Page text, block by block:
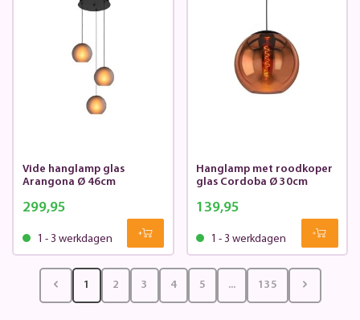
Vide hanglamp glas
Arangona Ø 46cm
299,95
1 - 3 werkdagen
Hanglamp met roodkoper
glas Cordoba Ø 30cm
139,95
1 - 3 werkdagen
1 2 3 4 5 ... 135